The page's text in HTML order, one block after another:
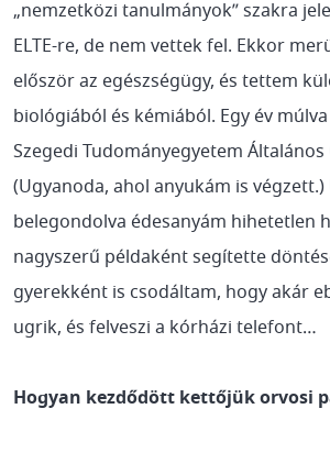
„nemzetközi tanulmányok” szakra
ELTE-re, de nem vettek fel. Ekkor
először az egészségügy, és tettem
biológiából és kémiából. Egy év
Szegedi Tudományegyetem
(Ugyanoda, ahol anyukám is
belegondolva édesanyám hihetetlen
nagyszerű példaként segítette
gyerekként is csodáltam, hogy akár
ugrik, és felveszi a kórházi telefont…
Hogyan kezdődött kettőjük orvosi